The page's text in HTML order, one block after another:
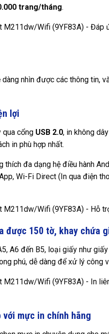
trang/tháng.
dàng nhìn được các thông tin,
lợi
qua cổng USB 2.0, in không
in phù hợp nhất.
đa dạng hệ điều hành
Wi-Fi Direct (In qua điện
được 150 tờ, khay chứa
A6 đến B5, loại giấy như
phú, dễ dàng để xử lý công
với mực in chính hãng